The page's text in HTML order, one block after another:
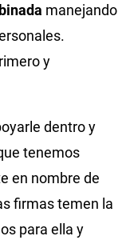
manejando
y
dentro y
tenemos
en nombre de
firmas temen la
para ella y